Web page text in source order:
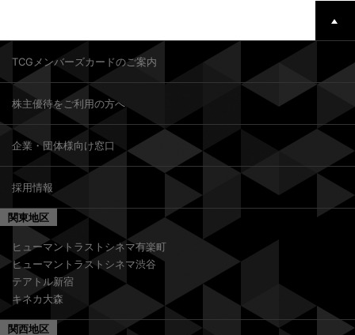
TCGメンバーズカードのご案内
株主優待をご利用の方へ
企業・団体様向け窓口
採用情報
関東地区
ヒューマントラストシネマ有楽町
ヒューマントラストシネマ渋谷
テアトル新宿
キネカ大森
関西地区